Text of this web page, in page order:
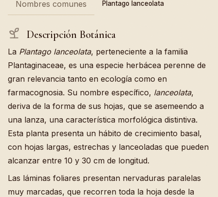
Nombres comunes Plantago lanceolata
Descripción Botánica
La Plantago lanceolata, perteneciente a la familia
Plantaginaceae, es una especie herbácea perenne de
gran relevancia tanto en ecología como en
farmacognosia. Su nombre específico, lanceolata,
deriva de la forma de sus hojas, que se asemeendo a
una lanza, una característica morfológica distintiva.
Esta planta presenta un hábito de crecimiento basal,
con hojas largas, estrechas y lanceoladas que pueden
alcanzar entre 10 y 30 cm de longitud.
Las láminas foliares presentan nervaduras paralelas
muy marcadas, que recorren toda la hoja desde la